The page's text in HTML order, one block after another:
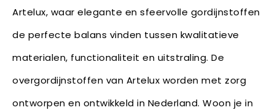
Artelux, waar elegante en sfeervolle gordijnstoffen
de perfecte balans vinden tussen kwalitatieve
materialen, functionaliteit en uitstraling. De
overgordijnstoffen van Artelux worden met zorg
ontworpen en ontwikkeld in Nederland. Woon je in